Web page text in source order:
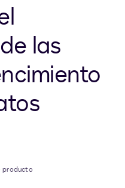
las
producto